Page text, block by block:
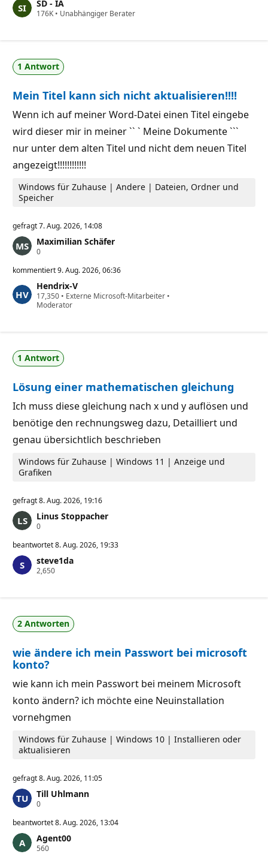
r
l
g
k
e
p
u
n
t
SD - IA
176K Z
l
ä
s
i
g
e
i
s
u
k
• Unabhängiger Berater
1 Antwort
Mein Titel kann sich nicht aktualisieren!!!!
Wenn ich auf meiner Word-Datei einen Titel eingebe
wird dieser mir in meiner `` ` Meine Dokumente ```
nur unter dem alten Titel und nicht dem neuen Titel
angezeigt!!!!!!!!!!!!
Windows für Zuhause | Andere | Dateien, Ordner und
Speicher
gefragt7. Aug. 2026, 14:08
Maximilian Schäfer
0Z
v
r
l
ä
k
e
i
s
u
n
k
e
kommentiert9. Aug. 2026, 06:36
Hendrix-V
17,350 Z
u
ä
s
s
g
k
e
i
t
p
n
k
• Externe Microsoft-Mitarbeiter •
Moderator
1 Antwort
Lösung einer mathematischen gleichung
Ich muss diese gleichung nach x und y auflösen und
benötige den rechnungsweg dazu, Detailliert und
genau übersichtlich beschrieben
Windows für Zuhause | Windows 11 | Anzeige und
Grafiken
gefragt8. Aug. 2026, 19:16
Linus Stoppacher
0Z
v
r
l
g
k
e
t
s
p
n
k
t
e
beantwortet8. Aug. 2026, 19:33
steve1da
2,650Z
l
ä
s
i
g
e
s
p
u
k
t
2 Antworten
wie ändere ich mein Passwort bei microsoft
konto?
wie kann ich mein Passwort bei meinem Microsoft
konto ändern? ich möchte eine Neuinstallation
vornehgmen
Windows für Zuhause | Windows 10 | Installieren oder
aktualisieren
gefragt8. Aug. 2026, 11:05
Till Uhlmann
0Z
v
r
l
beantwortet8. Aug. 2026, 13:04
Agent00
560Z